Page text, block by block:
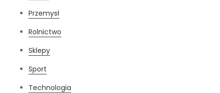
Przemysł
Rolnictwo
Sklepy
Sport
Technologia